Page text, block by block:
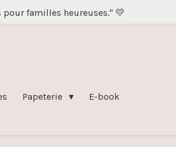
familles heureuses." 💛
Papeterie
E-book